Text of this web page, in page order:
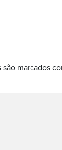
são marcados